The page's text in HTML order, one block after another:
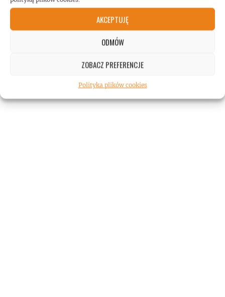
AKCEPTUJĘ
ODMÓW
ZOBACZ PREFERENCJE
Polityka plików cookies